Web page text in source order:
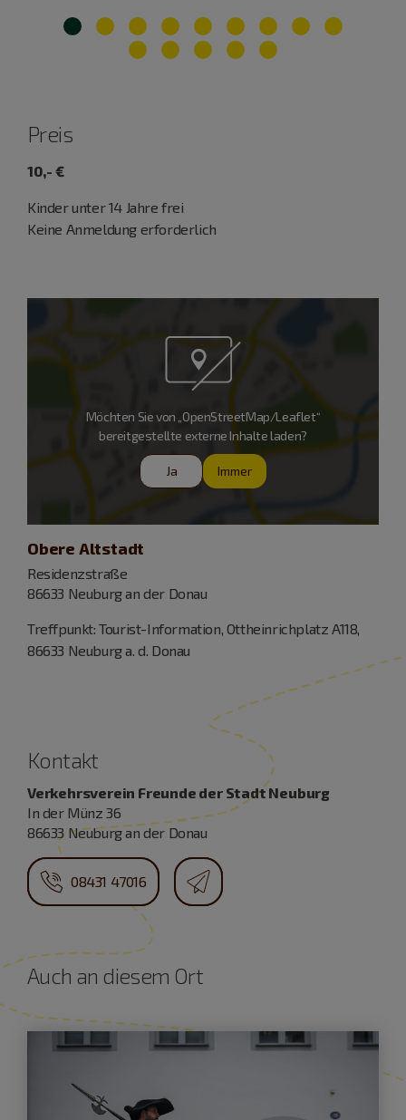
Preis
10,- €
Kinder unter 14 Jahre frei
Keine Anmeldung erforderlich
Möchten Sie von „OpenStreetMap/Leaflet“
bereitgestellte externe Inhalte laden?
Ja Immer
Obere Altstadt
Residenzstraße
86633 Neuburg an der Donau
Treffpunkt: Tourist-Information, Ottheinrichplatz A118,
86633 Neuburg a. d. Donau
Kontakt
Verkehrsverein Freunde der Stadt Neuburg
In der Münz 36
86633 Neuburg an der Donau
08431 47016
Auch an diesem Ort